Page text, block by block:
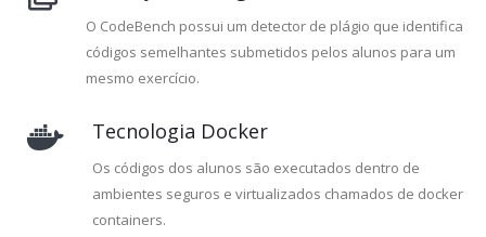
O CodeBench possui um detector de plágio que identifica
códigos semelhantes submetidos pelos alunos para um
mesmo exercício.
Tecnologia Docker
Os códigos dos alunos são executados dentro de
ambientes seguros e virtualizados chamados de docker
containers.